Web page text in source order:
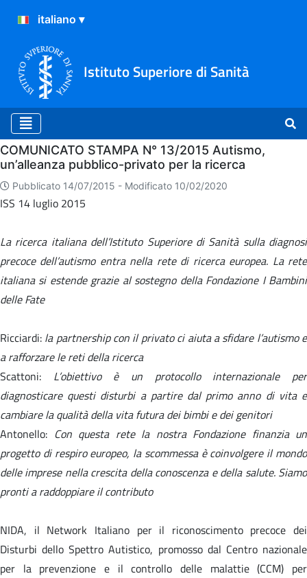
Istituto Superiore di Sanità
Home
COMUNICATO STAMPA N° 13/2015 Autismo,
un’alleanza pubblico-privato per la ricerca
Pubblicato 14/07/2015 - Modificato 10/02/2020
ISS 14 luglio 2015
La ricerca italiana dell’Istituto Superiore di Sanità sulla diagnosi
precoce dell’autismo entra nella rete di ricerca europea. La rete
italiana si estende grazie al sostegno della Fondazione I Bambini
delle Fate
Ricciardi: la partnership con il privato ci aiuta a sfidare l’autismo e
a rafforzare le reti della ricerca
Scattoni: L’obiettivo è un protocollo internazionale per
diagnosticare questi disturbi a partire dal primo anno di vita e
cambiare la qualità della vita futura dei bimbi e dei genitori
Antonello: Con questa rete la nostra Fondazione finanzia un
progetto di respiro europeo, la scommessa è coinvolgere il mondo
delle imprese nella crescita della conoscenza e della salute. Siamo
pronti a raddoppiare il contributo
NIDA, il Network Italiano per il riconoscimento precoce dei
Disturbi dello Spettro Autistico, promosso dal Centro nazionale
per la prevenzione e il controllo delle malattie (CCM) per